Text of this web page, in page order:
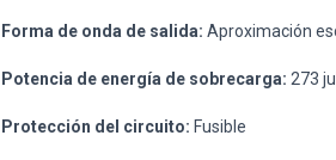
Forma de onda de salida: Aproximación
Potencia de energía de sobrecarga: 273
Protección del circuito: Fusible